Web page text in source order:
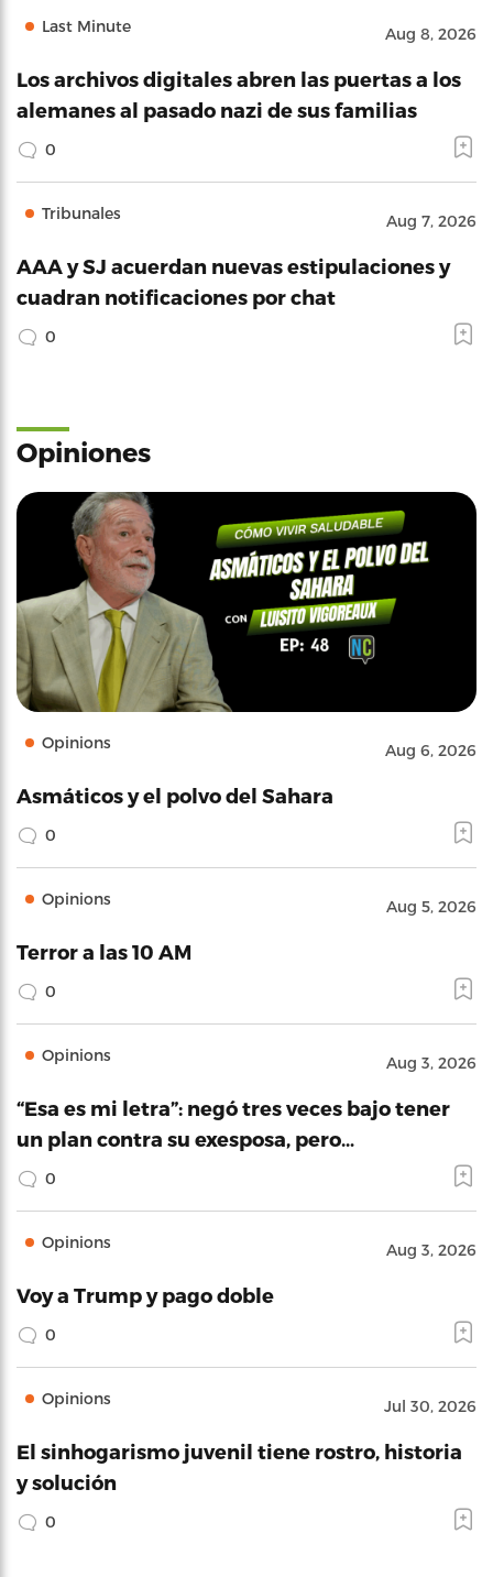
Last Minute Aug 8, 2026
Los archivos digitales abren las puertas a los
alemanes al pasado nazi de sus familias
0
Tribunales Aug 7, 2026
AAA y SJ acuerdan nuevas estipulaciones y
cuadran notificaciones por chat
0
Opiniones
Opinions Aug 6, 2026
Asmáticos y el polvo del Sahara
0
Opinions Aug 5, 2026
Terror a las 10 AM
0
Opinions Aug 3, 2026
“Esa es mi letra”: negó tres veces bajo tener
un plan contra su exesposa, pero…
0
Opinions Aug 3, 2026
Voy a Trump y pago doble
0
Opinions Jul 30, 2026
El sinhogarismo juvenil tiene rostro, historia
y solución
0